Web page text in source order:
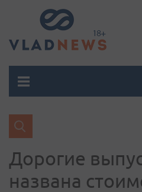
Дорогие
названа